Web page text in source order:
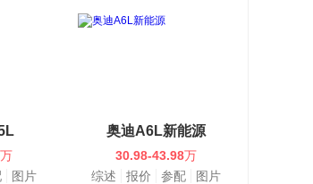
万
图片
奥迪A6L新能源
30.98-43.98万
综述
报价 参配 图片